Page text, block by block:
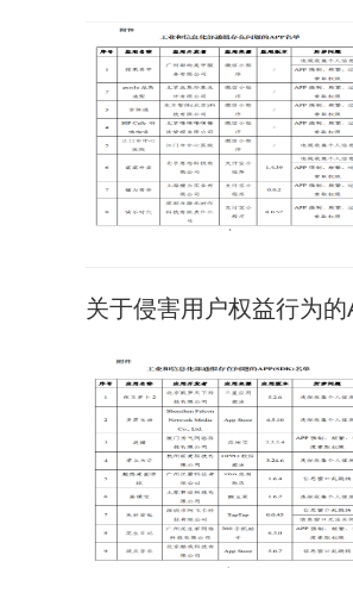
关于侵害用户权益行为的